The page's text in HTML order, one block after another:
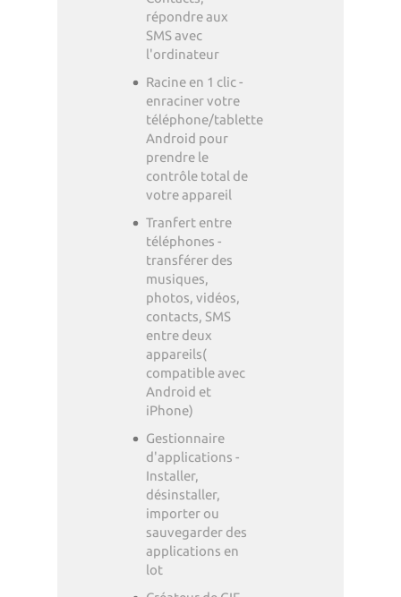
répondre aux
SMS avec
l'ordinateur
Racine en 1 clic -
enraciner votre
téléphone/tablette
Android pour
prendre le
contrôle total de
votre appareil
Tranfert entre
téléphones -
transférer des
musiques,
photos, vidéos,
contacts, SMS
entre deux
appareils(
compatible avec
Android et
iPhone)
Gestionnaire
d'applications -
Installer,
désinstaller,
importer ou
sauvegarder des
applications en
lot